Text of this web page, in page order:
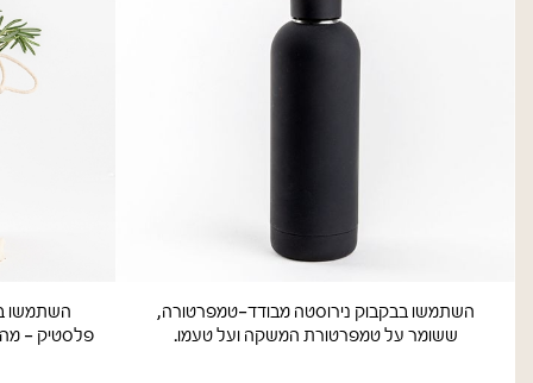
השתמשו בבקבוק נירוסטה מבודד-טמפרטורה,
ששומר על טמפרטורת המשקה ועל טעמו.
השתמשו
פלסטיק -